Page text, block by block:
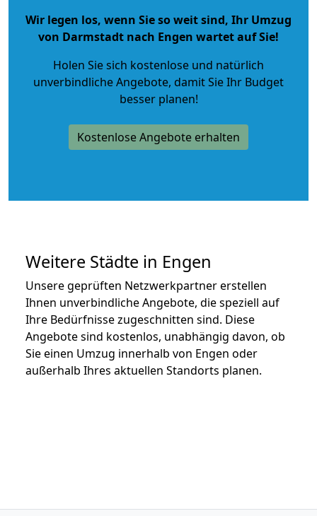
Wir legen los, wenn Sie so weit sind, Ihr Umzug
von Darmstadt nach Engen wartet auf Sie!
Holen Sie sich kostenlose und natürlich
unverbindliche Angebote, damit Sie Ihr Budget
besser planen!
Kostenlose Angebote erhalten
Weitere Städte in Engen
Unsere geprüften Netzwerkpartner erstellen
Ihnen unverbindliche Angebote, die speziell auf
Ihre Bedürfnisse zugeschnitten sind. Diese
Angebote sind kostenlos, unabhängig davon, ob
Sie einen Umzug innerhalb von Engen oder
außerhalb Ihres aktuellen Standorts planen.